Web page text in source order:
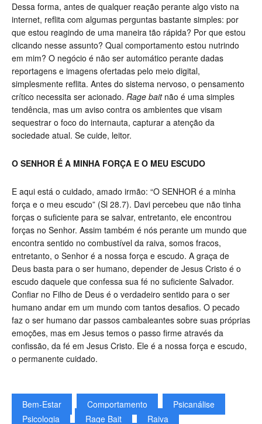
Dessa forma, antes de qualquer reação perante algo visto na
internet, reflita com algumas perguntas bastante simples: por
que estou reagindo de uma maneira tão rápida? Por que estou
clicando nesse assunto? Qual comportamento estou nutrindo
em mim? O negócio é não ser automático perante dadas
reportagens e imagens ofertadas pelo meio digital,
simplesmente reflita. Antes do sistema nervoso, o pensamento
crítico necessita ser acionado. Rage bait não é uma simples
tendência, mas um aviso contra os ambientes que visam
sequestrar o foco do internauta, capturar a atenção da
sociedade atual. Se cuide, leitor.
O SENHOR É A MINHA FORÇA E O MEU ESCUDO
E aqui está o cuidado, amado irmão: “O SENHOR é a minha
força e o meu escudo” (Sl 28.7). Davi percebeu que não tinha
forças o suficiente para se salvar, entretanto, ele encontrou
forças no Senhor. Assim também é nós perante um mundo que
encontra sentido no combustível da raiva, somos fracos,
entretanto, o Senhor é a nossa força e escudo. A graça de
Deus basta para o ser humano, depender de Jesus Cristo é o
escudo daquele que confessa sua fé no suficiente Salvador.
Confiar no Filho de Deus é o verdadeiro sentido para o ser
humano andar em um mundo com tantos desafios. O pecado
faz o ser humano dar passos cambaleantes sobre suas próprias
emoções, mas em Jesus temos o passo firme através da
confissão, da fé em Jesus Cristo. Ele é a nossa força e escudo,
o permanente cuidado.
Bem-Estar Comportamento
Psicanálise
Psicologia
Rage Bait Raiva